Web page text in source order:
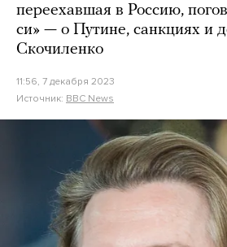
переехавшая в Россию,
си» — о Путине, санкциях и
Скочиленко
11:56, 7 декабря 2023
Источник: BBC News